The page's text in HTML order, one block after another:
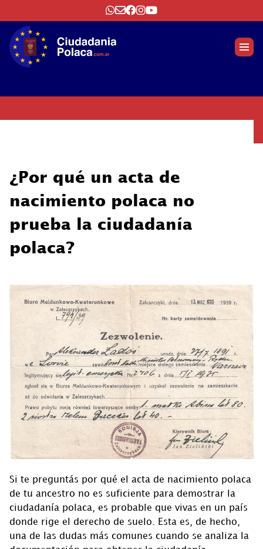
¿Por qué un acta de
nacimiento polaca no
prueba la ciudadanía
polaca?
Si te preguntás por qué el acta de nacimiento polaca
de tu ancestro no es suficiente para demostrar la
ciudadanía polaca, es probable que vivas en un país
donde rige el derecho de suelo. Esta es, de hecho,
una de las dudas más comunes cuando se analiza la